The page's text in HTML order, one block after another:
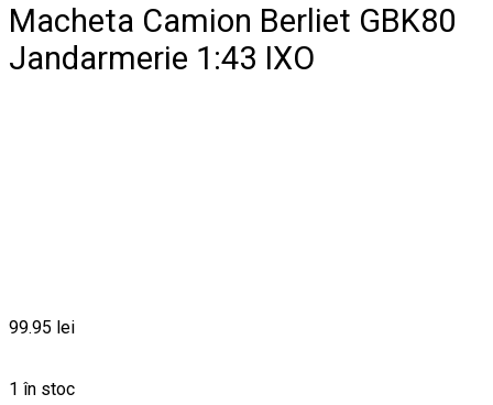
Macheta Camion Berliet GBK80
Jandarmerie 1:43 IXO
99.95 lei
1 în stoc